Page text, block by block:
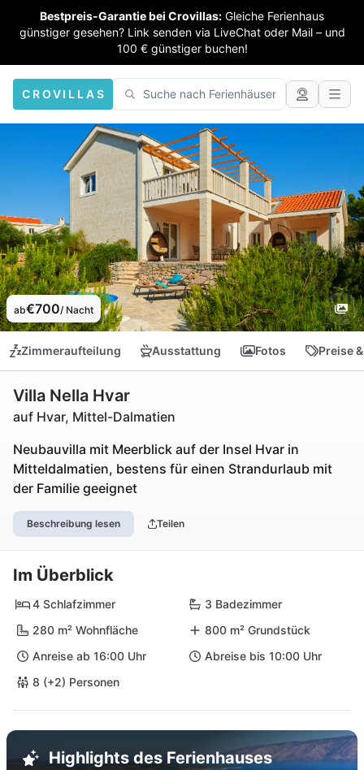
Bestpreis-Garantie bei Crovillas: Gleiche Ferienhaus
günstiger gesehen? Link senden via LiveChat oder Mail – und
100 € günstiger buchen!
CROVILLAS
ab€700/ Nacht
Zimmeraufteilung Ausstattung Fotos Preise
Villa Nella Hvar
auf Hvar, Mittel-Dalmatien
Neubauvilla mit Meerblick auf der Insel Hvar in
Mitteldalmatien, bestens für einen Strandurlaub mit
der Familie geeignet
Beschreibung lesen Teilen
Im Überblick
4 Schlafzimmer
3 Badezimmer
280 m² Wohnfläche
800 m² Grundstück
Anreise ab 16:00 Uhr
Abreise bis 10:00 Uhr
8 (+2) Personen
Highlights des Ferienhauses